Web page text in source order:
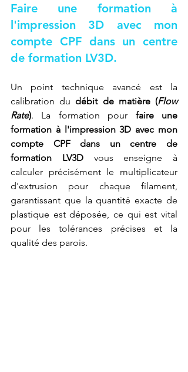
Faire une formation à
l'impression 3D avec mon
compte CPF dans un centre
de formation LV3D.
Un point technique avancé est la
calibration du débit de matière (Flow
Rate). La formation pour faire une
formation à l'impression 3D avec mon
compte CPF dans un centre de
formation LV3D vous enseigne à
calculer précisément le multiplicateur
d'extrusion pour chaque filament,
garantissant que la quantité exacte de
plastique est déposée, ce qui est vital
pour les tolérances précises et la
qualité des parois.